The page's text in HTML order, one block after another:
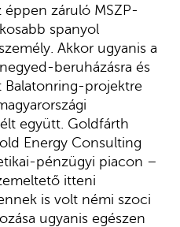
záruló MSZP-
spanyol
személy. Akkor ugyanis a
beruházásra és
Balatonring-projektre
együtt. Goldfárth
Energy Consulting
pénzügyi piacon –
itteni
is volt némi szoci
ugyanis egészen